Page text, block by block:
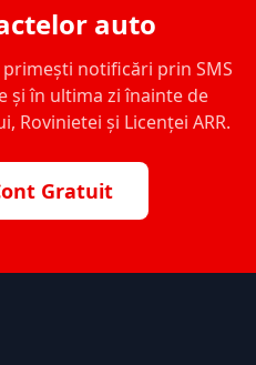
auto
notificări prin SMS
și în ultima zi înainte de
Rovinietei și Licenței ARR.
Gratuit